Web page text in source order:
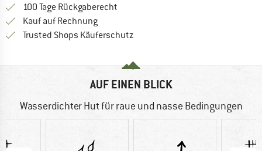
100 Tage Rückgaberecht
Kauf auf RechnungFinde die Zahlungs-Infos hier! Öffnet
Trusted Shops Käuferschutz
AUF EINEN BLICK
Wasserdichter Hut für raue und nasse Bedingungen